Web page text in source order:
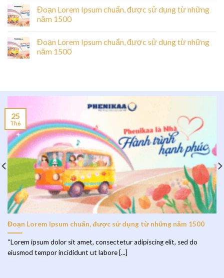
Đoạn Lorem Ipsum chuẩn, được sử dụng từ những
năm 1500
Đoạn Lorem Ipsum chuẩn, được sử dụng từ những
năm 1500
Đoạn Lorem Ipsum chuẩn, được sử dụng từ những năm 1500
“Lorem ipsum dolor sit amet, consectetur adipiscing elit, sed do
eiusmod tempor incididunt ut labore [...]
25
Th6